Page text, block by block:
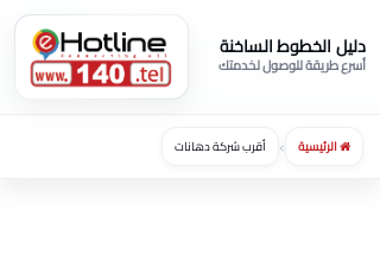
دليل الخطوط الساخنة
أسرع طريقة للوصول لخدمتك
› أقرب شركة دهانات